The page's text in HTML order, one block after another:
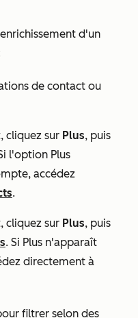
d'un
de contact ou
cliquez sur Plus, puis
l'option Plus
accédez
.
cliquez sur Plus, puis
. Si Plus n'apparaît
directement à
filtrer selon des